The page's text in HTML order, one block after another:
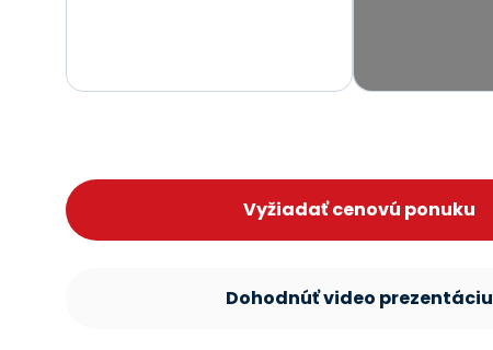
Vyžiadať cenovú ponuku
Dohodnúť video prezentáciu